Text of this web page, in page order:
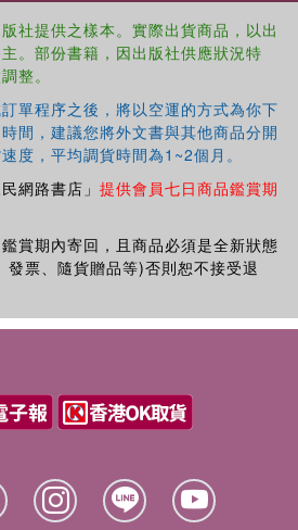
社提供之樣本。實際出貨商品，以出
。部份書籍，因出版社供應狀況特
整。
單程序之後，將以空運的方式為你下
間，建議您將外文書與其他商品分開
度，平均調貨時間為1~2個月。
網路書店」 提供會員七日商品鑑賞期
賞期內寄回，且商品必須是全新狀態
票、隨貨贈品等)否則恕不接受退